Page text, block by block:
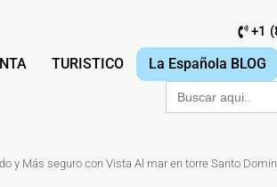
+1
TURISTICO La Española BLOG
Buscar:
y Más seguro con Vista Al mar en torre Santo